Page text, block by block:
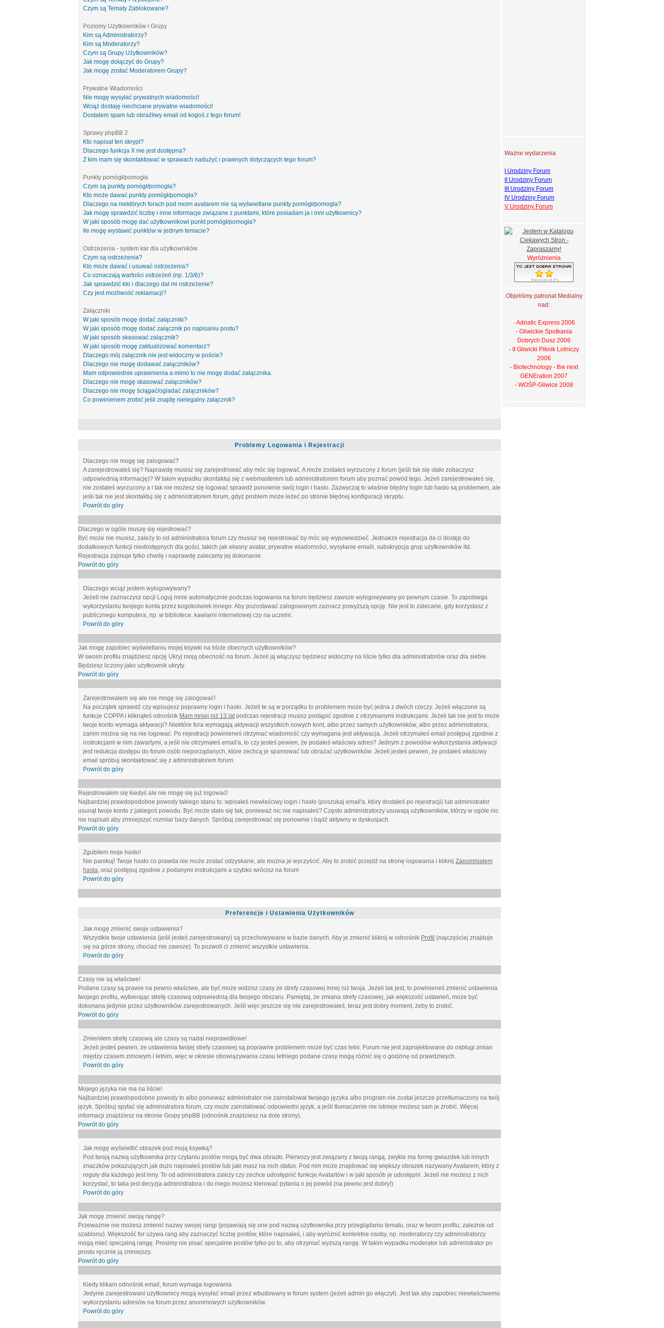
Czym są Tematy Zablokowane?
Poziomy Użytkowników i Grupy
Kim są Administratorzy?
Kim są Moderatorzy?
Czym są Grupy Użytkowników?
Jak mogę dołączyć do Grupy?
Jak mogę zostać Moderatorem Grupy?
Prywatne Wiadomości
Nie mogę wysyłać prywatnych wiadomości!
Wciąż dostaję niechciane prywatne wiadomości!
Dostałem spam lub obraźliwy email od kogoś z tego forum!
Sprawy phpBB 2
Kto napisał ten skrypt?
Dlaczego funkcja X nie jest dostępna?
Z kim mam się skontaktować w sprawach nadużyć i prawnych dotyczących tego forum?
Punkty pomógł/pomogła
Czym są punkty pomógł/pomogła?
Kto może dawać punkty pomógł/pomogła?
Dlaczego na niektórych forach pod moim avatarem nie są wyświetlane punkty pomógł/pomogła?
Jak mogę sprawdzić liczbę i inne informacje związane z punktami, które posiadam ja i inni użytkownicy?
W jaki sposób mogę dać użytkownikowi punkt pomógł/pomogła?
Ile mogę wystawić punktów w jednym temacie?
Ostrzeżenia - system kar dla użytkowników
Czym są ostrzeżenia?
Kto może dawać i usuwać ostrzeżenia?
Co oznaczają wartości ostrzeżeń (np. 1/3/6)?
Jak sprawdzić kto i dlaczego dał mi ostrzeżenie?
Czy jest możliwość reklamacji?
Załączniki
W jaki sposób mogę dodać załączniki?
W jaki sposób mogę dodać załącznik po napisaniu postu?
W jaki sposób skasować załącznik?
W jaki sposób mogę zaktualizować komentarz?
Dlaczego mój załącznik nie jest widoczny w poście?
Dlaczego nie mogę dodawać załączników?
Mam odpowiednie uprawnienia a mimo to nie mogę dodać załącznika.
Dlaczego nie mogę skasować załączników?
Dlaczego nie mogę ściągać/ogladać załączników?
Co powinienem zrobić jeśli znajdę nielegalny załącznik?
Problemy Logowania i Rejestracji
Dlaczego nie mogę się zalogować?
A zarejestrowałeś się? Naprawdę musisz się zarejestrować aby móc się logować. A może zostałeś wyrzucony z forum (jeśli tak się stało zobaczysz
odpowiednią informację)? W takim wypadku skontaktuj się z webmasterem lub administratorem forum aby poznać powód tego. Jeżeli zarejestrowałeś się,
nie zostałeś wyrzucony a i tak nie możesz się logować sprawdź ponownie swój login i hasło. Zazwyczaj to właśnie błędny login lub hasło są problemem, ale
jeśli tak nie jest skontaktuj się z administratorem forum, gdyż problem może leżeć po stronie błędnej konfiguracji skryptu.
Powrót do góry
Dlaczego w ogóle muszę się rejestrować?
Być może nie musisz, zależy to od administratora forum czy musisz się rejestrować by móc się wypowiedzieć. Jednakże rejestracja da ci dostęp do
dodatkowych funkcji niedostępnych dla gości, takich jak własny avatar, prywatne wiadomości, wysyłanie emaili, subskrypcja grup użytkowników itd.
Rejestracja zajmuje tylko chwilę i naprawdę zalecamy jej dokonanie.
Powrót do góry
Dlaczego wciąż jestem wylogowywany?
Jeżeli nie zaznaczysz opcji Loguj mnie automatycznie podczas logowania na forum będziesz zawsze wylogowywany po pewnym czasie. To zapobiega
wykorzystaniu twojego konta przez kogokolwiek innego. Aby pozostawać zalogowanym zaznacz powyższą opcję. Nie jest to zalecane, gdy korzystasz z
publicznego komputera, np. w bibliotece, kawiarni internetowej czy na uczelni.
Powrót do góry
Jak mogę zapobiec wyświetlaniu mojej ksywki na liście obecnych użytkowników?
W swoim profilu znajdziesz opcję Ukryj moją obecność na forum. Jeżeli ją włączysz będziesz widoczny na liście tylko dla administratorów oraz dla siebie.
Będziesz liczony jako użytkownik ukryty.
Powrót do góry
Zarejestrowałem się ale nie mogę się zalogować!
Na początek sprawdź czy wpisujesz poprawny login i hasło. Jeżeli te są w porządku to problemem może być jedna z dwóch rzeczy. Jeżeli włączone są
funkcje COPPA i kliknąłeś odnośnik Mam mniej niż 13 latpodczas rejestracji musisz postąpić zgodnie z otrzymanymi instrukcjami. Jeżeli tak nie jest to może
twoje konto wymaga aktywacji? Niektóre fora wymagają aktywacji wszystkich nowych kont, albo przez samych użytkowników, albo przez administratora,
zanim można się na nie logować. Po rejestracji powinieneś otrzymać wiadomość czy wymagana jest aktywacja. Jeżeli otrzymałeś email postępuj zgodnie z
instrukcjami w nim zawartymi, a jeśli nie otrzymałeś email'a, to czy jesteś pewien, że podałeś właściwy adres? Jednym z powodów wykorzystania aktywacji
jest redukcja dostępu do forum osób nieporządanych, które zechcą je spamować lub obrażać użytkowników. Jeżeli jesteś pewien, że podałeś właściwy
email spróbuj skontaktować się z administratorem forum.
Powrót do góry
Rejestrowałem się kiedyś ale nie mogę się już logować!
Najbardziej prawdopodobne powody takiego stanu to: wpisałeś niewłaściwy login i hasło (poszukaj email'a, który dostałeś po rejestracji) lub administrator
usunął twoje konto z jakiegoś powodu. Być może stało się tak, ponieważ nic nie napisałeś? Często administratorzy usuwają użytkowników, którzy w ogóle nic
nie napisali aby zmniejszyć rozmiar bazy danych. Spróbuj zarejestrować się ponownie i bądź aktywny w dyskusjach.
Powrót do góry
Zgubiłem moje hasło!
Nie panikuj! Twoje hasło co prawda nie może zostać odzyskane, ale można je wyczyścić. Aby to zrobić przejdź na stronę logowania i kliknij Zapomniałem
hasła, oraz postępuj zgodnie z podanymi instrukcjami a szybko wrócisz na forum
Powrót do góry
Preferencje i Ustawienia Użytkowników
Jak mogę zmienić swoje ustawienia?
Wszystkie twoje ustawienia (jeśli jesteś zarejestrowany) są przechowywane w bazie danych. Aby je zmienić kliknij w odnośnik Profil (najczęściej znajduje
się na górze strony, chociaż nie zawsze). To pozwoli ci zmienić wszystkie ustawienia.
Powrót do góry
Czasy nie są właściwe!
Podane czasy są prawie na pewno właściwe, ale być może widzisz czasy ze strefy czasowej innej niż twoja. Jeżeli tak jest, to powinieneś zmienić ustawienia
twojego profilu, wybierając strefę czasową odpowiednią dla twojego obszaru. Pamiętaj, że zmiana strefy czasowej, jak większość ustawień, może być
dokonana jedynie przez użytkowników zarejestrowanych. Jeśli więc jeszcze się nie zarejestrowałeś, teraz jest dobry moment, żeby to zrobić.
Powrót do góry
Zmieniłem strefę czasową ale czasy są nadal nieprawidłowe!
Jeżeli jesteś pewien, że ustawienia twojej strefy czasowej są poprawne problemem może być czas letni. Forum nie jest zaprojektowane do osbługi zmian
między czasem zimowym i letnim, więc w okresie obowiązywania czasu letniego podane czasy mogą różnić się o godzinę od prawdziwych.
Powrót do góry
Mojego języka nie ma na liście!
Najbardziej prawdopodobne powody to albo ponieważ administrator nie zainstalował twojego języka albo program nie został jeszcze przetłumaczony na twój
język. Spróbuj spytać się administratora forum, czy może zainstalować odpowiedni język, a jeśli tłumaczenie nie istnieje możesz sam je zrobić. Więcej
informacji znajdziesz na stronie Grupy phpBB (odnośnik znajdziesz na dole strony).
Powrót do góry
Jak mogę wyświetlić obrazek pod moją ksywką?
Pod twoją nazwą użytkownika przy czytaniu postów mogą być dwa obrazki. Pierwszy jest związany z twoją rangą, zwykle ma formę gwiazdek lub innych
znaczków pokazujących jak dużo napisałeś postów lub jaki masz na nich status. Pod nim może znajdować się większy obrazek nazywany Avatarem, który z
reguły dla każdego jest inny. To od administratora zależy czy zechce udostępnić funkcje Avatartów i w jaki sposób je udostępni. Jeżeli nie możesz z nich
korzystać, to taka jest decyzja administratora i do niego możesz kierować pytania o jej powód (na pewno jest dobry!)
Powrót do góry
Jak mogę zmienić swoją rangę?
Przeważnie nie możesz zmienić nazwy swojej rangi (pojawiają się one pod nazwą użytkownika przy przeglądaniu tematu, oraz w twoim profilu, zależnie od
szablonu). Większość for używa rang aby zaznaczyć liczbę postów, które napisałeś, i aby wyróżnić konkretne osoby, np. moderatorzy czy administratorzy
mogą mieć specjalną rangę. Prosimy nie pisać specjalnie postów tylko po to, aby otrzymać wyższą rangę. W takim wypadku moderator lub administrator po
prostu ręcznie ją zmniejszy.
Powrót do góry
Kiedy klikam odnośnik email, forum wymaga logowania
Jedynie zarejestrowani użytkownicy mogą wysyłać email przez wbudowany w forum system (jeżeli admin go włączył). Jest tak aby zapobiec niewłaściwemu
wykorzystaniu adresów na forum przez anonimowych użytkowników.
Powrót do góry
Ważne wydarzenia
I Urodziny Forum
II Urodziny Forum
III Urodziny Forum
IV Urodziny Forum
V Urodziny Forum
Wyróżnienia
Objeliśmy patronat Medialny
nad:
- Adriatic Express 2006
- Gliwickie Spotkania
Dobrych Dusz 2006
- II Gliwicki Piknik Lotniczy
2006
- Biotechnology - the next
GENEration 2007
- WOŚP-Gliwice 2008